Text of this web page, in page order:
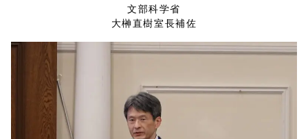
文部科学省
大榊直樹室長補佐